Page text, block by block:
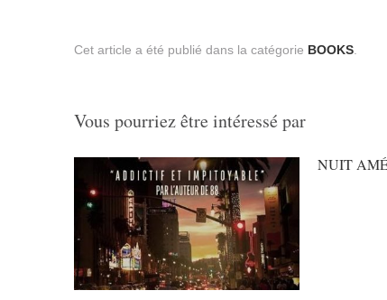
Cet article a été publié dans la catégorie BOOKS
Vous pourriez être intéressé par
NUIT